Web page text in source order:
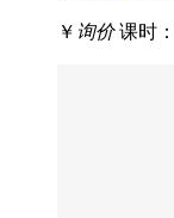
￥ 询价 课时：